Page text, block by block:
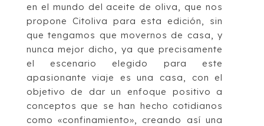
en el mundo del aceite de oliva, que nos
propone Citoliva para esta edición, sin
que tengamos que movernos de casa, y
nunca mejor dicho, ya que precisamente
el escenario elegido para este
apasionante viaje es una casa, con el
objetivo de dar un enfoque positivo a
conceptos que se han hecho cotidianos
como «confinamiento», creando así una